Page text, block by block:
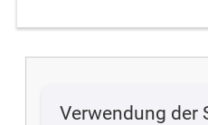
Verwendung der